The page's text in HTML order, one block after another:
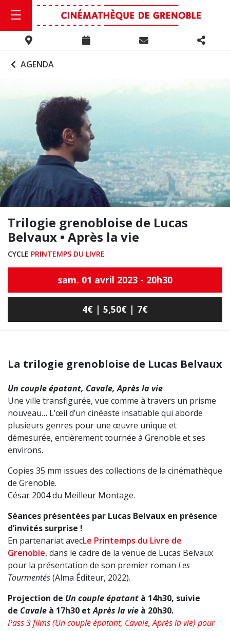
AGENDA
Trilogie grenobloise de Lucas
Belvaux • Après la vie
CYCLE PRINTEMPS DU LIVRE
sam. 01 avril 2023 - 20h30
4€ | 5,50€ | 7€
La trilogie grenobloise de Lucas Belvaux
Un couple épatant, Cavale, Après la vie
Une ville transfigurée, vue comme à travers un prisme
nouveau… L’œil d’un cinéaste insatiable qui aborde
plusieurs genres pour une œuvre unique et
démesurée, entièrement tournée à Grenoble et ses
environs.
Copies 35 mm issues des collections de la cinémathèque
de Grenoble.
César 2004 du Meilleur Montage.
Séances présentées par Lucas Belvaux en présence
d’invités surprise !
En partenariat avecLe Printemps du Livre de
Grenoble, dans le cadre de la venue de Lucas Belvaux
pour la présentation de son premier roman Les
Tourmentés(Alma Éditeur, 2022).
Projection de Un couple épatant à 14h30, suivie
de Cavale à 17h30 etAprès la vie à 20h30.
Pass 3 films (Un couple épatant, Cavale, Après la vie) pour